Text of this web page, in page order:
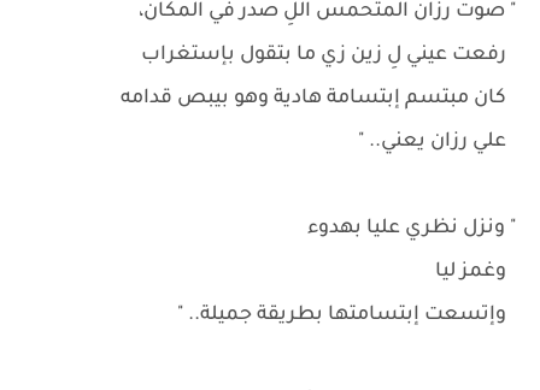
" صوت رزان المتحمس اللِ صدر في المكان،
رفعت عيني لِ زين زي ما بتقول بإستغراب
كان مبتسم إبتسامة هادية وهو بيبص قدامه
علي رزان يعني.. "
" ونزل نظري عليا بهدوء
وغمز ليا
وإتسعت إبتسامتها بطريقة جميلة.. "